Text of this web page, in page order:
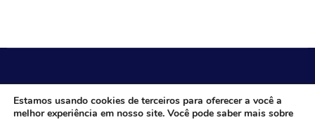
CÂMARA MUNICIPAL DE ITACARAMBI - MG
Estamos usando cookies de terceiros para oferecer a você a
melhor experiência em nosso site. Você pode saber mais sobre